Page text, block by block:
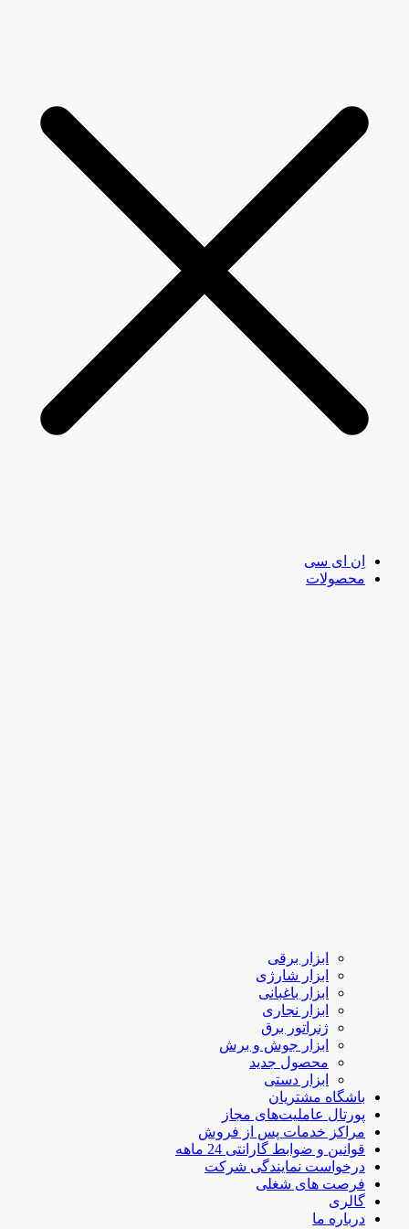
اِن ای سی
محصولات
ابزار برقی
ابزار شارژی
ابزار باغبانی
ابزار نجاری
ژنراتور برق
ابزار جوش و برش
محصول جدید
ابزار دستی
باشگاه مشتریان
پورتال عاملیت‌های مجاز
مراکز خدمات پس از فروش
قوانین و ضوابط گارانتی 24 ماهه
درخواست نمایندگی شرکت
فرصت های شغلی
گالری
درباره ما